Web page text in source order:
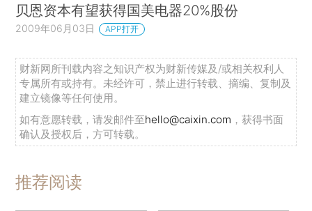
贝恩资本有望获得国美电器20%股份
2009年06月03日 APP打开
财新网所刊载内容之知识产权为财新传媒及/或相关权利人
专属所有或持有。未经许可，禁止进行转载、摘编、复制及
建立镜像等任何使用。
如有意愿转载，请发邮件至hello@caixin.com ，获得书面
确认及授权后，方可转载。
推荐阅读